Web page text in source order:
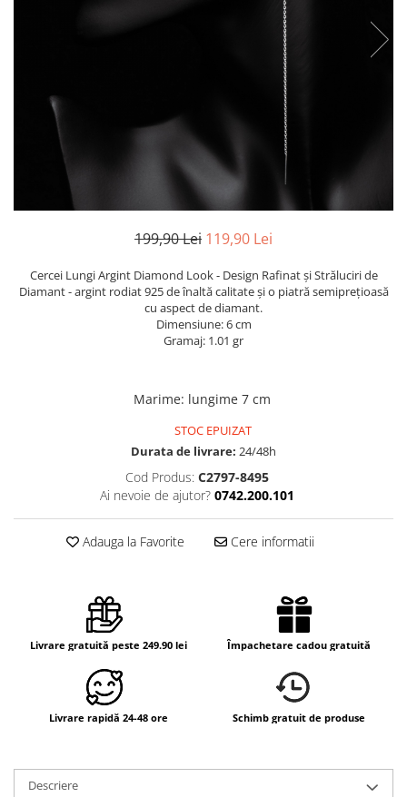
199,90 Lei 119,90 Lei
Cercei Lungi Argint Diamond Look - Design Rafinat și Străluciri de
Diamant - argint rodiat 925 de înaltă calitate și o piatră semiprețioasă
cu aspect de diamant.
Dimensiune: 6 cm
Gramaj: 1.01 gr
Marime: lungime 7 cm
STOC EPUIZAT
Durata de livrare: 24/48h
Cod Produs: C2797-8495
Ai nevoie de ajutor? 0742.200.101
Adauga la Favorite Cere informatii
Livrare gratuită peste 249.90 lei Împachetare cadou gratuită
Livrare rapidă 24-48 ore Schimb gratuit de produse
Descriere